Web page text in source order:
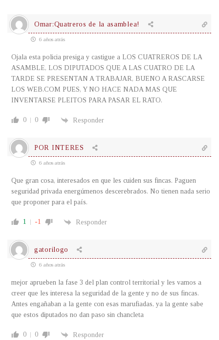
Omar:Quatreros de la asamblea!
6 años atrás
Ojala esta policia presiga y castigue a LOS CUATREROS DE LA
ASAMBLE, LOS DIPUTADOS QUE A LAS CUATRO DE LA
TARDE SE PRESENTAN A TRABAJAR, BUENO A RASCARSE
LOS WEB.COM PUES, Y NO HACE NADA MAS QUE
INVENTARSE PLEITOS PARA PASAR EL RATO.
0 0 Responder
POR INTERES
6 años atrás
Que gran cosa, interesados en que les cuiden sus fincas. Paguen
seguridad privada energúmenos descerebrados. No tienen nada serio
que proponer para el país.
1 -1 Responder
gatorilogo
6 años atrás
mejor aprueben la fase 3 del plan control territorial y les vamos a
creer que les interesa la seguridad de la gente y no de sus fincas.
Antes engañaban a la gente con esas marufiadas, ya la gente sabe
que estos diputados no dan paso sin chancleta
0 0 Responder